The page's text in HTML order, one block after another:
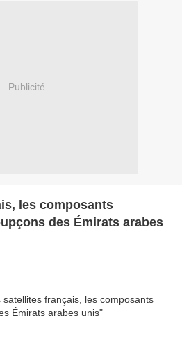
Publicité
les composants
des Émirats arabes